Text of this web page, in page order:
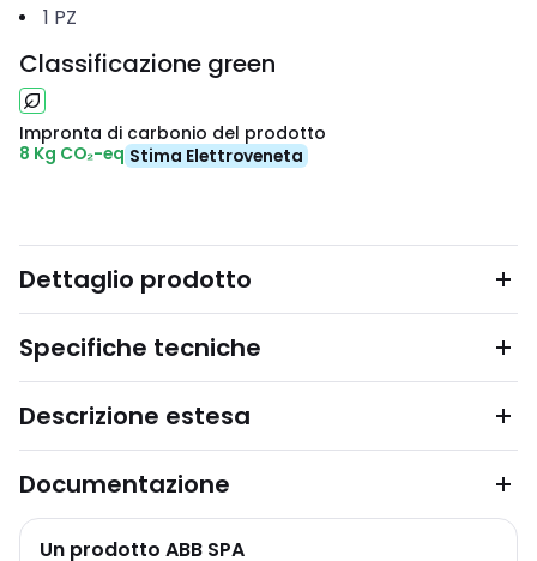
1 PZ
Classificazione green
Impronta di carbonio del prodotto
8 Kg CO₂-eq Stima Elettroveneta
Dettaglio prodotto
Specifiche tecniche
Descrizione estesa
Documentazione
Un prodotto ABB SPA